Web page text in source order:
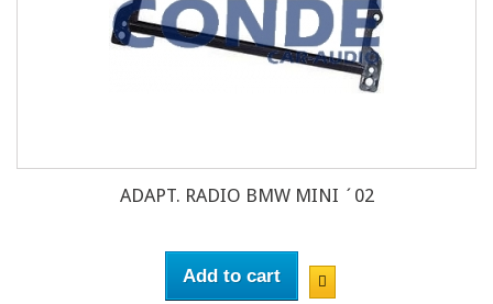
ADAPT. RADIO BMW MINI ´02
Add to cart